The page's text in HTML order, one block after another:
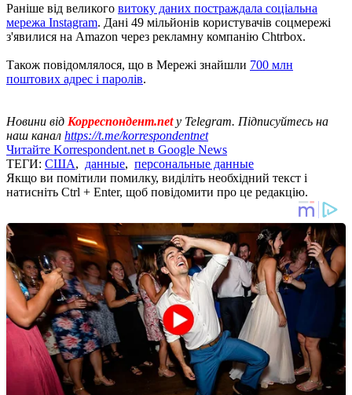
Раніше від великого витоку даних постраждала соціальна
мережа Instagram. Дані 49 мільйонів користувачів соцмережі
з'явилися на Amazon через рекламну компанію Chtrbox.
Також повідомлялося, що в Мережі знайшли 700 млн
поштових адрес і паролів.
Новини від Корреспондент.netу Telegram. Підписуйтесь на
наш канал https://t.me/korrespondentnet
Читайте Korrespondent.net в Google News
ТЕГИ: США, данные, персональные данные
Якщо ви помітили помилку, виділіть необхідний текст і
натисніть Ctrl + Enter, щоб повідомити про це редакцію.